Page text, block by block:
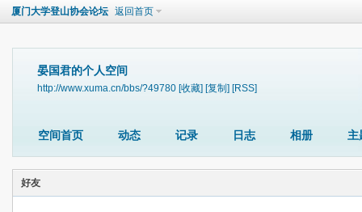
厦门大学登山协会论坛 返回首页
晏国君的个人空间
http://www.xuma.cn/bbs/?49780 [收藏] [复制] [RSS]
空间首页 动态 记录 日志 相册 主
好友